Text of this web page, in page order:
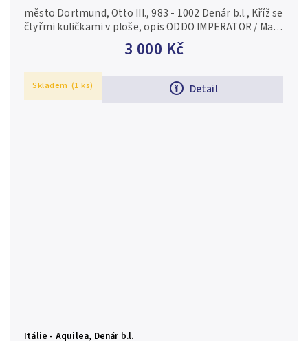
3 000 Kč
Detail
město Dortmund, Otto III., 983 - 1002 Denár b.l., Kříž se
čtyřmi kuličkami v ploše, opis ODDO IMPERATOR / Malý
tlapatý kříž, kolem kuličky, opis THEROTMAINI....
Skladem (1 ks)
Itálie - Aquilea, Denár b.l.